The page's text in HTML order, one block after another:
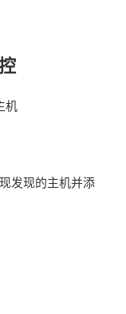
机
发现的主机并添